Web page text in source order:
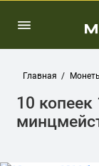
Главная
10